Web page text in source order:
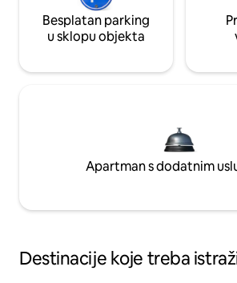
Besplatan parking
u sklopu objekta
Apartman s dodatnim
Destinacije koje treba